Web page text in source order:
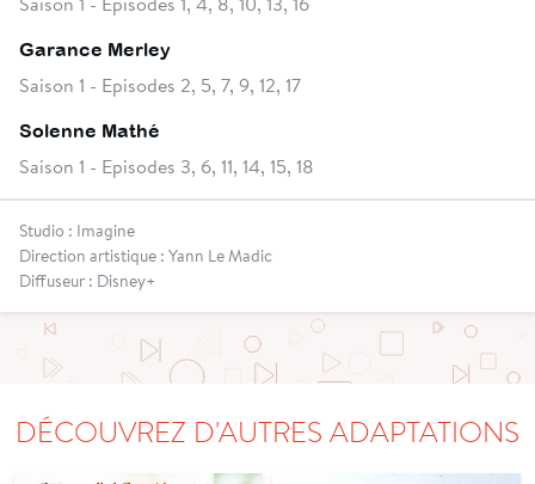
Garance Merley
Saison 1 - Episodes 2, 5, 7, 9, 12, 17
Solenne Mathé
Saison 1 - Episodes 3, 6, 11, 14, 15, 18
Studio : Imagine
Direction artistique : Yann Le Madic
Diffuseur : Disney+
DÉCOUVREZ D'AUTRES ADAPTATIONS